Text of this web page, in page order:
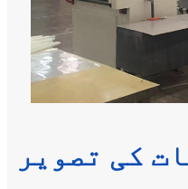
کی تصویر